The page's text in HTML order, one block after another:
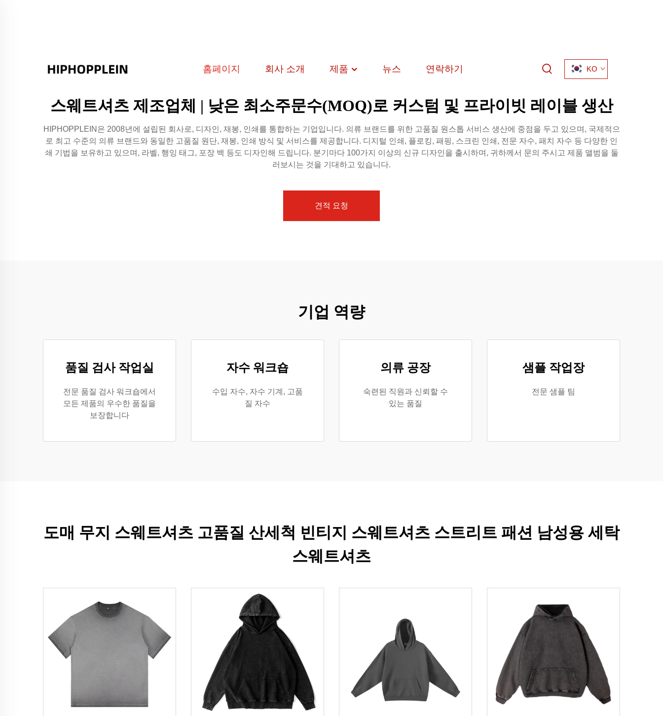
홈페이지 회사 소개 제품 뉴스 연락하기 KO
스웨트셔츠 제조업체 | 낮은 최소주문수(MOQ)로 커스텀 및 프라이빗 레이블 생산
HIPHOPPLEIN은 2008년에 설립된 회사로, 디자인, 재봉, 인쇄를 통합하는 기업입니다. 의류 브랜드를 위한 고품질 원스톱 서비스 생산에 중점을 두고 있으며, 국제적으
로 최고 수준의 의류 브랜드와 동일한 고품질 원단, 재봉, 인쇄 방식 및 서비스를 제공합니다. 디지털 인쇄, 플로킹, 패핑, 스크린 인쇄, 전문 자수, 패치 자수 등 다양한 인
쇄 기법을 보유하고 있으며, 라벨, 행잉 태그, 포장 백 등도 디자인해 드립니다. 분기마다 100가지 이상의 신규 디자인을 출시하며, 귀하께서 문의 주시고 제품 앨범을 둘
러보시는 것을 기대하고 있습니다.
견적 요청
기업 역량
품질 검사 작업실
전문 품질 검사 워크숍에서
모든 제품의 우수한 품질을
보장합니다
자수 워크숍
수입 자수, 자수 기계, 고품
질 자수
의류 공장
숙련된 직원과 신뢰할 수
있는 품질
샘플 작업장
전문 샘플 팀
도매 무지 스웨트셔츠 고품질 산세척 빈티지 스웨트셔츠 스트리트 패션 남성용 세탁
스웨트셔츠